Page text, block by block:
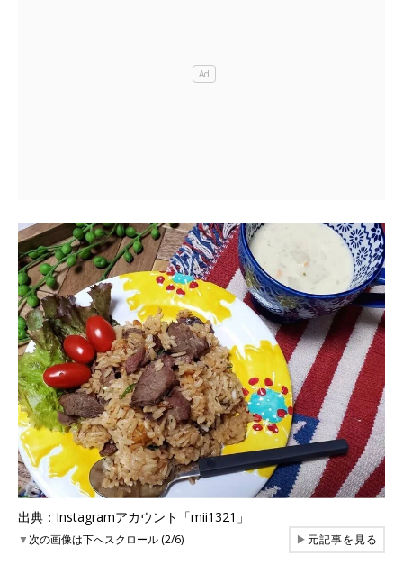
出典：Instagramアカウント「mii1321」
▼次の画像は下へスクロール (2/6) ▶元記事を見る